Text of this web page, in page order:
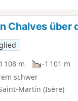
von denen einige
haben. Die
ihre Wände und
renommierten
gestellt. Am
man diese
Sonntagmorgen
dann wenig Verkehr
besser ist und vor
Chalves über
108 m
-1 101 m
schwer
Martin (Isère)